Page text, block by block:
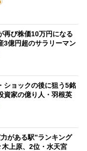
再び株価10万円になる
3億円超のサラリーマン
ショックの後に狙う5銘
資家の億り人・羽根英
力がある駅”ランキング
上原、2位・水天宮